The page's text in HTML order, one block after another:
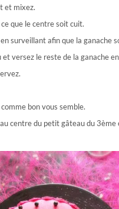
et mixez.
que le centre soit cuit.
surveillant afin que la ganache
versez le reste de la ganache
bon vous semble.
centre du petit gâteau du 3ème